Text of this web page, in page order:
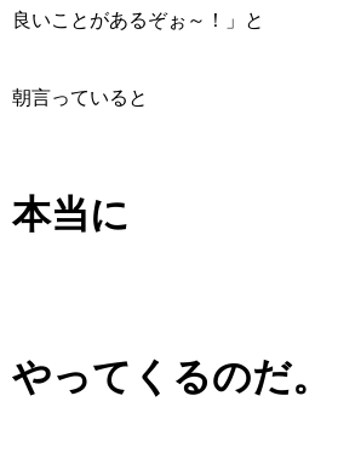
良いことがあるぞぉ～！」と
朝言っていると
本当に
やってくるのだ。